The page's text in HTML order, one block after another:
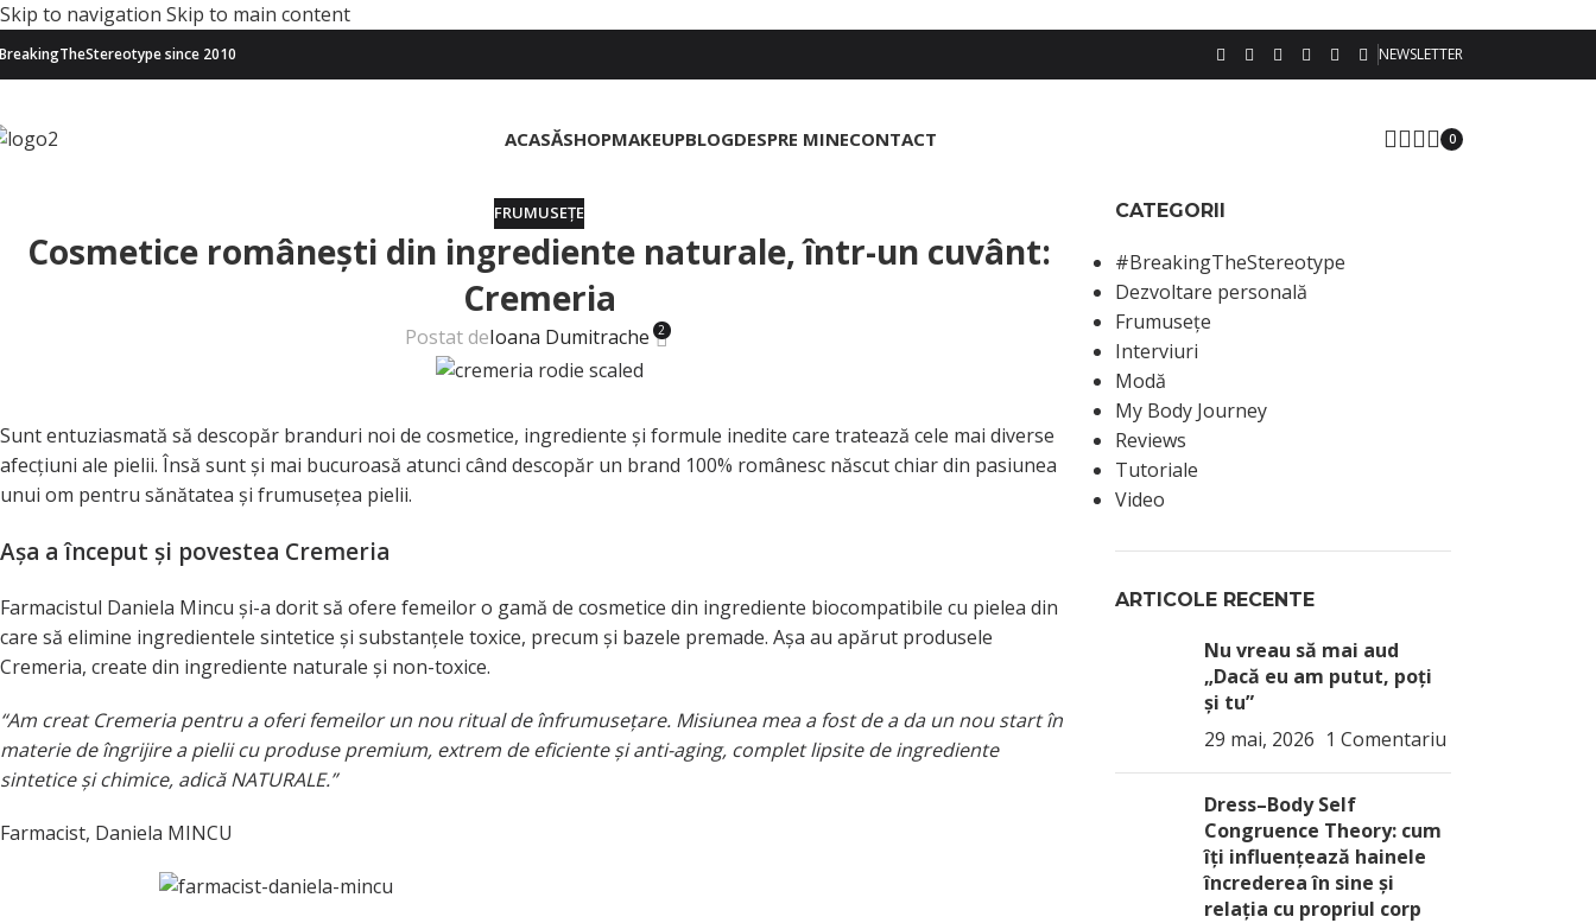
Skip to navigation Skip to main content
since 2010 NEWSLETTER
ACASĂSHOPMAKEUPBLOGDESPRE MINECONTACT 0
FRUMUSEȚE
Cosmetice românești din ingrediente naturale, într-un cuvânt:
Cremeria
Postat deIoana Dumitrache 2
Sunt entuziasmată să descopăr branduri noi de cosmetice, ingrediente și formule inedite care tratează cele mai diverse
afecțiuni ale pielii. Însă sunt și mai bucuroasă atunci când descopăr un brand 100% românesc născut chiar din pasiunea
unui om pentru sănătatea și frumusețea pielii.
Așa a început și povestea Cremeria
Farmacistul Daniela Mincu și-a dorit să ofere femeilor o gamă de cosmetice din ingrediente biocompatibile cu pielea din
care să elimine ingredientele sintetice și substanțele toxice, precum și bazele premade. Așa au apărut produsele
Cremeria, create din ingrediente naturale și non-toxice.
“Am creat Cremeria pentru a oferi femeilor un nou ritual de înfrumusețare. Misiunea mea a fost de a da un nou start în
materie de îngrijire a pielii cu produse premium, extrem de eficiente și anti-aging, complet lipsite de ingrediente
sintetice și chimice, adică NATURALE.”
Farmacist, Daniela MINCU
CATEGORII
#BreakingTheStereotype
Dezvoltare personală
Frumusețe
Interviuri
Modă
My Body Journey
Reviews
Tutoriale
Video
ARTICOLE RECENTE
Nu vreau să mai aud
„Dacă eu am putut, poți
și tu”
29 mai, 2026 1 Comentariu
Dress–Body Self
Congruence Theory: cum
îți influențează hainele
încrederea în sine și
relația cu propriul corp